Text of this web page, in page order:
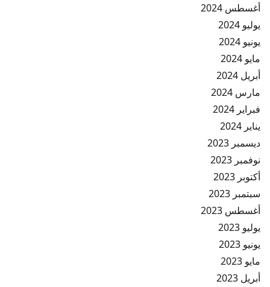
أغسطس 2024
يوليو 2024
يونيو 2024
مايو 2024
أبريل 2024
مارس 2024
فبراير 2024
يناير 2024
ديسمبر 2023
نوفمبر 2023
أكتوبر 2023
سبتمبر 2023
أغسطس 2023
يوليو 2023
يونيو 2023
مايو 2023
أبريل 2023